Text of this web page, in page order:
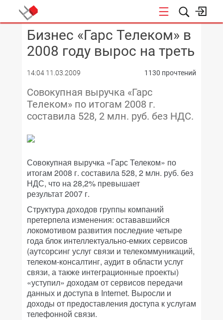
КОНФЕРЕНЦИИ
Бизнес «Гарс Телеком» в
2008 году вырос на треть
14:04 11.03.2009 1130 прочтений
Совокупная выручка «Гарс
Телеком» по итогам 2008 г.
составила 528, 2 млн. руб. без НДС.
Совокупная выручка «Гарс Телеком» по
итогам 2008 г. составила 528, 2 млн. руб. без
НДС, что на 28,2% превышает
результат 2007 г.
Структура доходов группы компаний
претерпела изменения: остававшийся
локомотивом развития последние четыре
года блок интеллектуально-емких сервисов
(аутсорсинг услуг связи и телекоммуникаций,
телеком-консалтинг, аудит в области услуг
связи, а также интеграционные проекты)
«уступил» доходам от сервисов передачи
данных и доступа в Internet. Выросли и
доходы от предоставления доступа к услугам
телефонной связи.